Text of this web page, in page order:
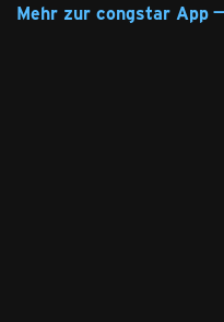
Mehr zur congstar App